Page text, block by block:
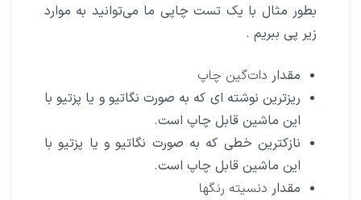
بطور مثال با یک تست چاپی ما می‌توانید به موارد
زیر پی ببریم .
مقدار دات‌گین چاپ
ریزترین نوشته ای که به صورت نگاتیو و یا پزتیو با
این ماشین قابل چاپ است.
نازکترین خطی که به صورت نگاتیو و یا پزتیو با
این ماشین قابل چاپ است.
مقدار دنسیته رنگها